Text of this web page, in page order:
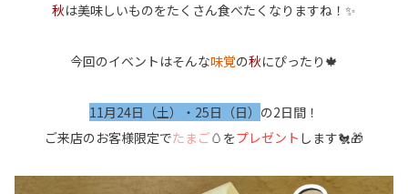
秋は美味しいものをたくさん食べたくなりますね！✨
今回のイベントはそんな味覚の秋にぴったり🍁
11月24日（土）・25日（日） の2日間！
ご来店のお客様限定でたまご🥚をプレゼント します🐔🎁